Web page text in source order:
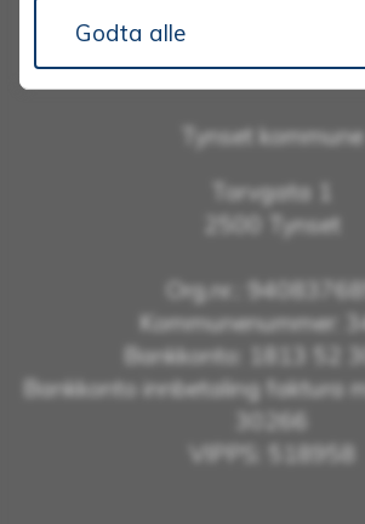
Adresse:
Tynset kommune
Torvgata 1
2500 Tynset
Org.nr.: 940837685
Kommunenummer:
Bankkonto: 1813 52
Bankkonto innbetaling faktura
30266
VIPPS: 518958
Godta alle